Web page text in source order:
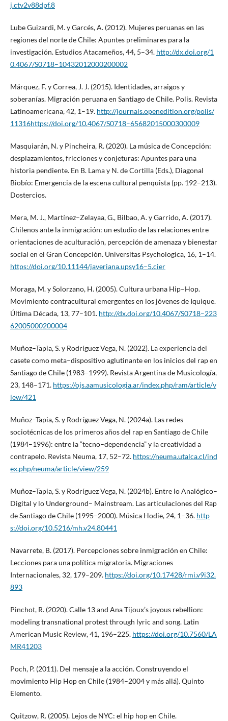
j.ctv2v88dpf.8
Lube Guizardi, M. y Garcés, A. (2012). Mujeres peruanas en las
regiones del norte de Chile: Apuntes preliminares para la
investigación. Estudios Atacameños, 44, 5–34. http://dx.doi.org/1
0.4067/S0718–10432012000200002
Márquez, F. y Correa, J. J. (2015). Identidades, arraigos y
soberanías. Migración peruana en Santiago de Chile. Polis. Revista
Latinoamericana, 42, 1–19. http://journals.openedition.org/polis/
11316https://doi.org/10.4067/S0718–65682015000300009
Masquiarán, N. y Pincheira, R. (2020). La música de Concepción:
desplazamientos, fricciones y conjeturas: Apuntes para una
historia pendiente. En B. Lama y N. de Cortilla (Eds.), Diagonal
Biobío: Emergencia de la escena cultural penquista (pp. 192–213).
Dostercios.
Mera, M. J., Martínez–Zelayaa, G., Bilbao, A. y Garrido, A. (2017).
Chilenos ante la inmigración: un estudio de las relaciones entre
orientaciones de aculturación, percepción de amenaza y bienestar
social en el Gran Concepción. Universitas Psychologica, 16, 1–14.
https://doi.org/10.11144/javeriana.upsy16–5.cier
Moraga, M. y Solorzano, H. (2005). Cultura urbana Hip–Hop.
Movimiento contracultural emergentes en los jóvenes de Iquique.
Última Década, 13, 77–101. http://dx.doi.org/10.4067/S0718–223
62005000200004
Muñoz–Tapia, S. y Rodríguez Vega, N. (2022). La experiencia del
casete como meta–dispositivo aglutinante en los inicios del rap en
Santiago de Chile (1983–1999). Revista Argentina de Musicología,
23, 148–171. https://ojs.aamusicologia.ar/index.php/ram/article/v
iew/421
Muñoz–Tapia, S. y Rodríguez Vega, N. (2024a). Las redes
sociotécnicas de los primeros años del rap en Santiago de Chile
(1984–1996): entre la “tecno–dependencia” y la creatividad a
contrapelo. Revista Neuma, 17, 52–72. https://neuma.utalca.cl/ind
ex.php/neuma/article/view/259
Muñoz–Tapia, S. y Rodríguez Vega, N. (2024b). Entre lo Analógico–
Digital y lo Underground– Mainstream. Las articulaciones del Rap
de Santiago de Chile (1995–2000). Música Hodie, 24, 1–36. http
s://doi.org/10.5216/mh.v24.80441
Navarrete, B. (2017). Percepciones sobre inmigración en Chile:
Lecciones para una política migratoria. Migraciones
Internacionales, 32, 179–209. https://doi.org/10.17428/rmi.v9i32.
893
Pinchot, R. (2020). Calle 13 and Ana Tijoux’s joyous rebellion:
modeling transnational protest through lyric and song. Latin
American Music Review, 41, 196–225. https://doi.org/10.7560/LA
MR41203
Poch, P. (2011). Del mensaje a la acción. Construyendo el
movimiento Hip Hop en Chile (1984–2004 y más allá). Quinto
Elemento.
Quitzow, R. (2005). Lejos de NYC: el hip hop en Chile.